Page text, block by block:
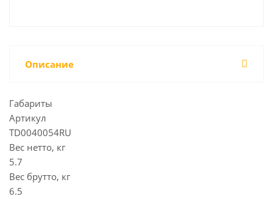
Описание
Габариты
Артикул
TD0040054RU
Вес нетто, кг
5.7
Вес брутто, кг
6.5